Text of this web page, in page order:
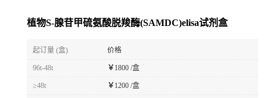
植物S-腺苷甲硫氨酸脱羧酶(SAMDC)elisa试剂盒
起订量 (盒) 价格
96t-48t ￥ 1800 /盒
≥48t ￥ 1200 /盒